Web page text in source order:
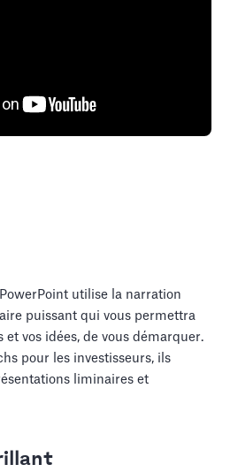
utilise la narration
puissant qui vous permettra
et vos idées, de vous démarquer.
pour les investisseurs, ils
liminaires et